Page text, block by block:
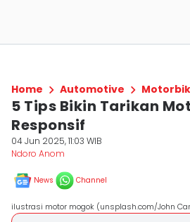
Home Automotive
5 Tips Bikin Tarikan
Responsif
04 Jun 2025, 11:03 WIB
Ndoro Anom
News Channel
ilustrasi motor mogok (unsplash.com/John